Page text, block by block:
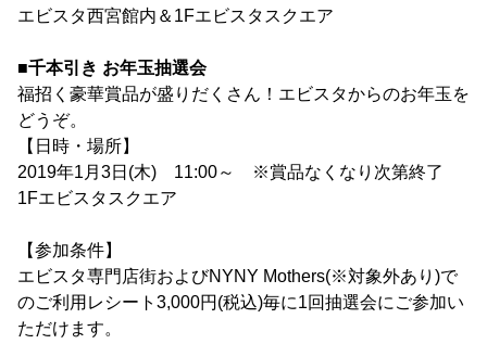
エビスタ西宮館内＆1Fエビスタスクエア
■千本引き お年玉抽選会
福招く豪華賞品が盛りだくさん！エビスタからのお年玉を
どうぞ。
【日時・場所】
2019年1月3日(木) 11:00～ ※賞品なくなり次第終了
1Fエビスタスクエア
【参加条件】
エビスタ専門店街およびNYNY Mothers(※対象外あり)で
のご利用レシート3,000円(税込)毎に1回抽選会にご参加い
ただけます。